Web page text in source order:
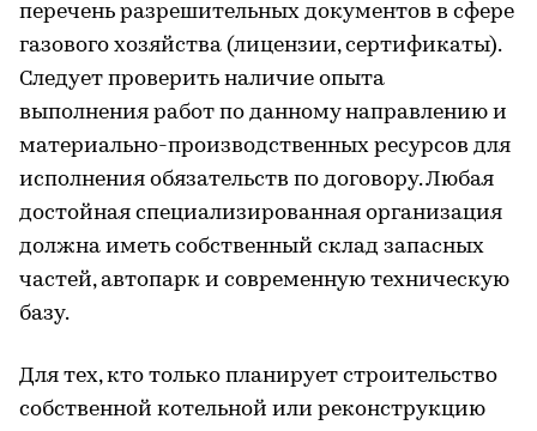
перечень разрешительных документов в сфере
газового хозяйства (лицензии, сертификаты).
Следует проверить наличие опыта
выполнения работ по данному направлению и
материально-производственных ресурсов для
исполнения обязательств по договору. Любая
достойная специализированная организация
должна иметь собственный склад запасных
частей, автопарк и современную техническую
базу.
Для тех, кто только планирует строительство
собственной котельной или реконструкцию